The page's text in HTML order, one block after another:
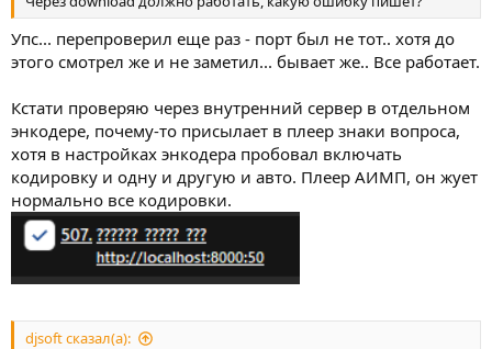
Упс... перепроверил еще раз - порт был не тот.. хотя до
этого смотрел же и не заметил... бывает же.. Все работает.
Кстати проверяю через внутренний сервер в отдельном
энкодере, почему-то присылает в плеер знаки вопроса,
хотя в настройках энкодера пробовал включать
кодировку и одну и другую и авто. Плеер АИМП, он жует
нормально все кодировки.
djsoft сказал(а):